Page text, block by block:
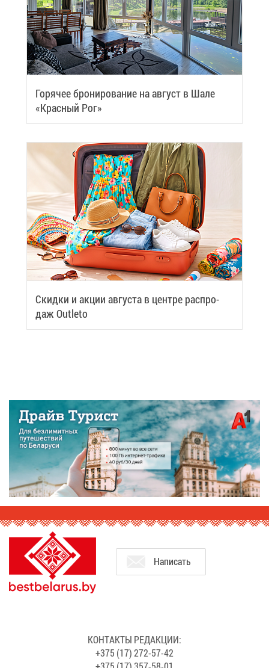
Го­ря­чее бро­ни­ро­ва­ние на ав­густ в Ша­ле
«Крас­ный Рог»
Скид­ки и ак­ции ав­гу­ста в цен­тре рас­про­
даж Outleto
На­пи­сать
КОН­ТАК­ТЫ РЕ­ДАК­ЦИИ:
+375 (17) 272-57-42